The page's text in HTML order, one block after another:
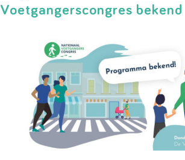
Voetgangerscongres bekend